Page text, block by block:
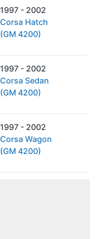
1997 - 2002
Corsa Hatch
(GM 4200)
1997 - 2002
Corsa Sedan
(GM 4200)
1997 - 2002
Corsa Wagon
(GM 4200)